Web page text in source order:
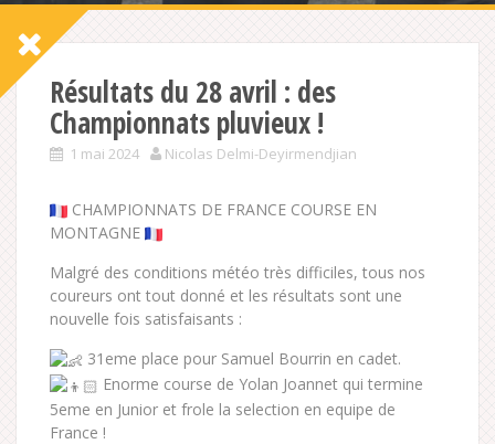
Résultats du 28 avril : des
Championnats pluvieux !
1 mai 2024 Nicolas Delmi-Deyirmendjian
CHAMPIONNATS DE FRANCE COURSE EN
MONTAGNE
Malgré des conditions météo très difficiles, tous nos
coureurs ont tout donné et les résultats sont une
nouvelle fois satisfaisants :
31eme place pour Samuel Bourrin en cadet.
Enorme course de Yolan Joannet qui termine
5eme en Junior et frole la selection en equipe de
France !